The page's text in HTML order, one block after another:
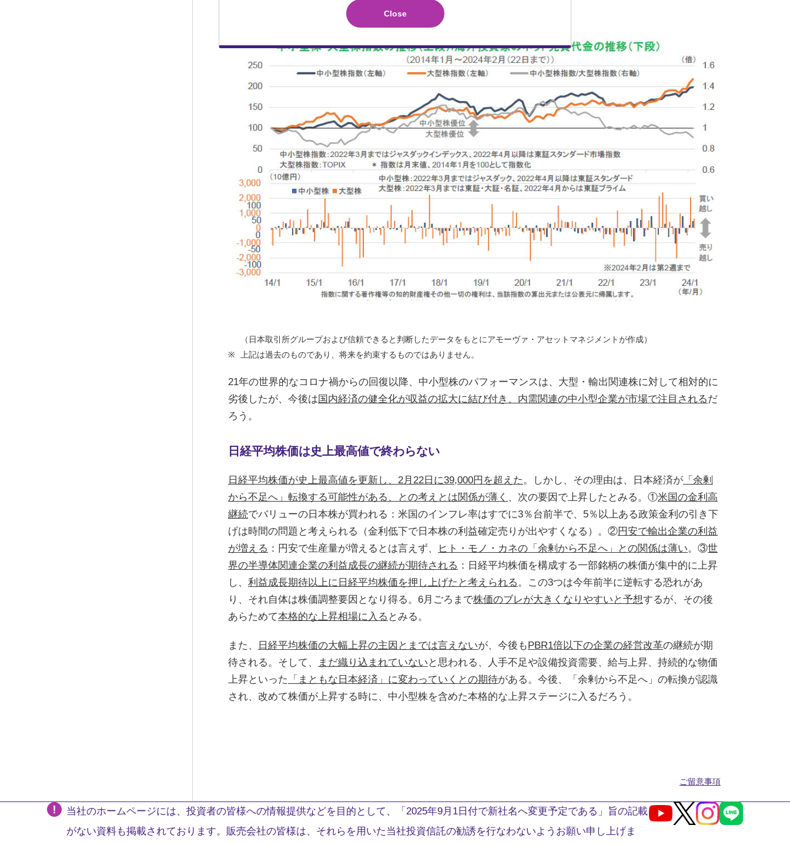
が注目される。
（日本取引所グループおよび信頼できると判断したデータをもとにアモーヴァ・アセットマネジメントが作成）
上記は過去のものであり、将来を約束するものではありません。
21年の世界的なコロナ禍からの回復以降、中小型株のパフォーマンスは、大型・輸出関連株に対して相対的に
劣後したが、今後は国内経済の健全化が収益の拡大に結び付き、内需関連の中小型企業が市場で注目されるだ
ろう。
日経平均株価は史上最高値で終わらない
日経平均株価が史上最高値を更新し、2月22日に39,000円を超えた。しかし、その理由は、日本経済が 「余剰
から不足へ」転換する可能性がある、との考えとは関係が薄く 、次の要因で上昇したとみる。①米国の金利高
継続でバリューの日本株が買われる：米国のインフレ率はすでに3％台前半で、5％以上ある政策金利の引き下
げは時間の問題と考えられる（金利低下で日本株の利益確定売りが出やすくなる）。②円安で輸出企業の利益
が増える ：円安で生産量が増えるとは言えず、 ヒト・モノ・カネの「余剰から不足へ」との関係は薄い。③世
界の半導体関連企業の利益成長の継続が期待される ：日経平均株価を構成する一部銘柄の株価が集中的に上昇
し、 利益成長期待以上に日経平均株価を押し上げたと考えられる。この3つは今年前半に逆転する恐れがあ
り、それ自体は株価調整要因となり得る。6月ごろまで株価のブレが大きくなりやすいと予想するが、その後
あらためて本格的な上昇相場に入る とみる。
また、 日経平均株価の大幅上昇の主因とまでは言えないが、今後もPBR1倍以下の企業の経営改革の継続が期
待される。そして、
まだ織り込まれていない と思われる、人手不足や設備投資需要、給与上昇、持続的な物価
上昇といった
「まともな日本経済」に変わっていくとの期待がある。今後、「余剰から不足へ」の転換が認識
され、改めて株価が上昇する時に、中小型株を含めた本格的な上昇ステージに入るだろう。
ご留意事項
当社のホームページには、投資者の皆様への情報提供などを目的として、「2025年9月1日付で新社名へ変更予定である」旨の記載
がない資料も掲載されております。販売会社の皆様は、それらを用いた当社投資信託の勧誘を行なわないようお願い申し上げま
Youtube
X Instagram
LINE
Close